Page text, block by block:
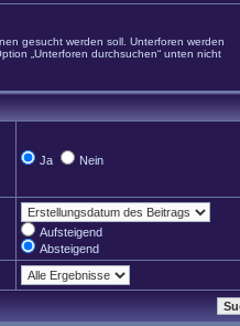
gesucht werden soll. Unterforen werden
„Unterforen durchsuchen“ unten nicht
Ja Nein
Aufsteigend
Absteigend